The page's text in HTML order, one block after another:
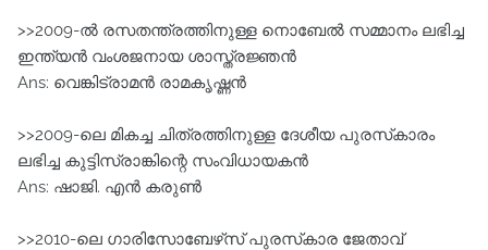
>>2009-ല്‍ രസതന്ത്രത്തിനുള്ള നൊബേല്‍ സമ്മാനം ലഭിച്ച
ഇന്ത്യന്‍ വംശജനായ ശാസ്ത്രജ്ഞന്‍
Ans: വെങ്കിട്‌രാമന്‍ രാമകൃഷ്ണന്‍
>>2009-ലെ മികച്ച ചിത്രത്തിനുള്ള ദേശീയ പുരസ്‌കാരം
ലഭിച്ച കുട്ടിസ്രാങ്കിന്റെ സംവിധായകന്‍
Ans: ഷാജി. എന്‍ കരുണ്‍
>>2010-ലെ ഗാരിസോബേഴ്‌സ് പുരസ്‌കാര ജേതാവ്